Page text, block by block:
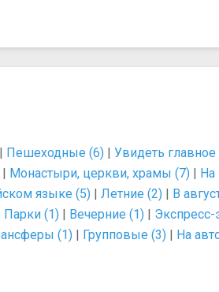
| Пешеходные (6) | Увидеть главное
| Монастыри, церкви, храмы (7) | На
языке (5) | Летние (2) | В
Парки (1) | Вечерние (1) | Экспресс-
(1) | Групповые (3) | На